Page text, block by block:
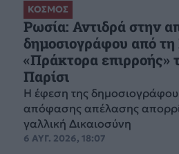
ΚΟΣΜΟΣ
Ρωσία: Αντιδρά στην
δημοσιογράφου από τη
«Πράκτορα επιρροής»
Παρίσι
Η έφεση της
απόφασης απέλασης
γαλλική Δικαιοσύνη
6 ΑΥΓ. 2026, 18:07